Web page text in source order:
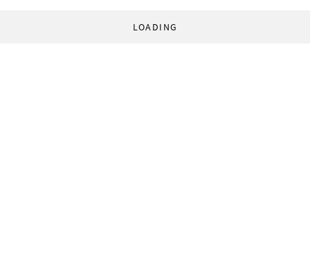
LOADING